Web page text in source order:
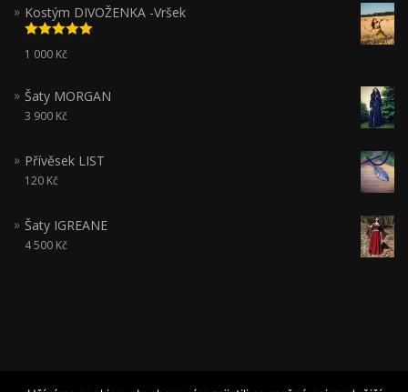
Kostým DIVOŽENKA -Vršek
Hodnocení
5.00z 5
1 000 Kč
Šaty MORGAN
3 900 Kč
Přívěsek LIST
120 Kč
Šaty IGREANE
4 500 Kč